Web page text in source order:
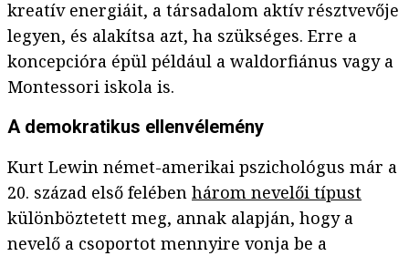
kreatív energiáit, a társadalom aktív résztvevője
legyen, és alakítsa azt, ha szükséges. Erre a
koncepcióra épül például a waldorfiánus vagy a
Montessori iskola is.
A demokratikus ellenvélemény
Kurt Lewin német-amerikai pszichológus már a
20. század első felében három nevelői típust
különböztetett meg, annak alapján, hogy a
nevelő a csoportot mennyire vonja be a